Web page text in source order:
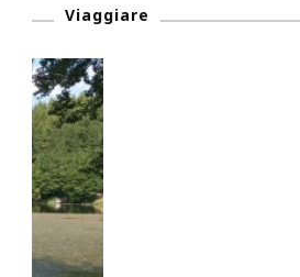
Viaggiare